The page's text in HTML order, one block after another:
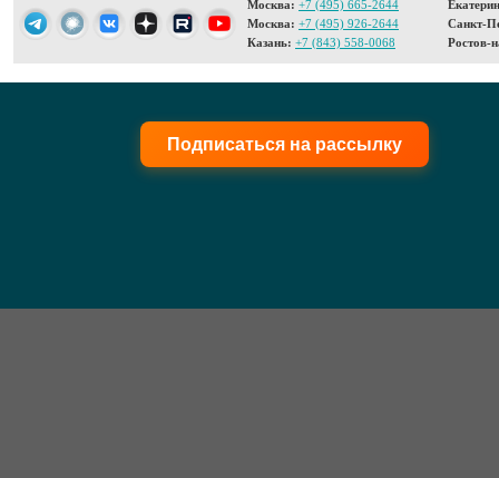
Москва: +7 (495) 665-2644
Москва: +7 (495) 926-2644
Казань: +7 (843) 558-0068
Санкт-
Ростов-
Подписаться на рассылку